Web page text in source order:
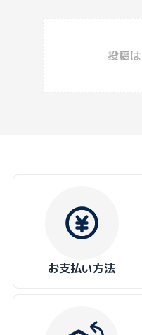
投稿
お支払い方法